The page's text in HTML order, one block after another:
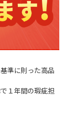
準に則った高品
１年間の瑕疵担